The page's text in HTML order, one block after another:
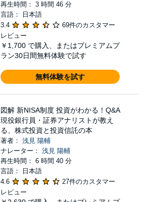
再生時間： 3 時間 46 分
言語： 日本語
3.4
69件のカスタマー
レビュー
￥1,700 で購入、またはプレミアムプ
ラン30日間無料体験で試す
無料体験を試す
図解 新NISA制度 投資がわかる！Q&A
現役銀行員・証券アナリストが教え
る、株式投資と投資信託の本
著者： 浅見 陽輔
ナレーター： 浅見 陽輔
再生時間： 6 時間 40 分
言語： 日本語
4.6
27件のカスタマー
レビュー